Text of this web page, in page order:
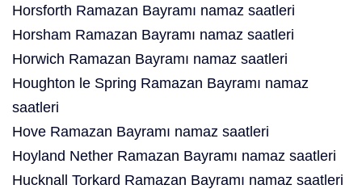
Horsforth Ramazan Bayramı namaz saatleri
Horsham Ramazan Bayramı namaz saatleri
Horwich Ramazan Bayramı namaz saatleri
Houghton le Spring Ramazan Bayramı namaz
saatleri
Hove Ramazan Bayramı namaz saatleri
Hoyland Nether Ramazan Bayramı namaz saatleri
Hucknall Torkard Ramazan Bayramı namaz saatleri